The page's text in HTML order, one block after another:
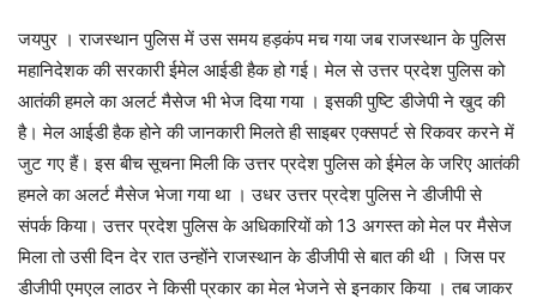
जयपुर । राजस्थान पुलिस में उस समय हड़कंप मच गया जब राजस्थान के पुलिस
महानिदेशक की सरकारी ईमेल आईडी हैक हो गई। मेल से उत्तर प्रदेश पुलिस को
आतंकी हमले का अलर्ट मैसेज भी भेज दिया गया । इसकी पुष्टि डीजेपी ने खुद की
है। मेल आईडी हैक होने की जानकारी मिलते ही साइबर एक्सपर्ट से रिकवर करने में
जुट गए हैं। इस बीच सूचना मिली कि उत्तर प्रदेश पुलिस को ईमेल के जरिए आतंकी
हमले का अलर्ट मैसेज भेजा गया था । उधर उत्तर प्रदेश पुलिस ने डीजीपी से
संपर्क किया। उत्तर प्रदेश पुलिस के अधिकारियों को 13 अगस्त को मेल पर मैसेज
मिला तो उसी दिन देर रात उन्होंने राजस्थान के डीजीपी से बात की थी । जिस पर
डीजीपी एमएल लाठर ने किसी प्रकार का मेल भेजने से इनकार किया । तब जाकर